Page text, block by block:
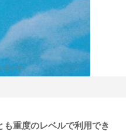
も重度のレベルで利用でき